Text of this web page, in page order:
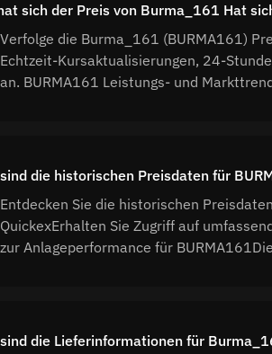
sich der Preis von Burma_161 Hat
Verfolge die Burma_161 (BURMA161)
Echtzeit-Kursaktualisierungen, 24-
an. BURMA161 Leistungs- und
die historischen Preisdaten für
Entdecken Sie die historischen
QuickexErhalten Sie Zugriff auf
zur Anlageperformance für BURMA161Die
die Lieferinformationen für